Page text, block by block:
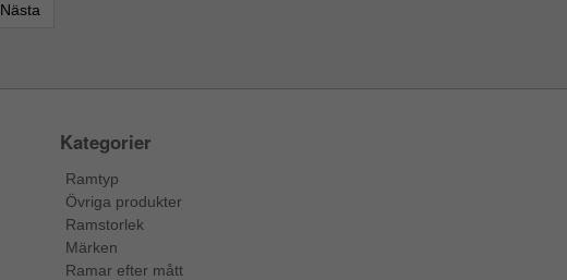
Nästa
Kategorier
Ramtyp
Övriga produkter
Ramstorlek
Märken
Ramar efter mått